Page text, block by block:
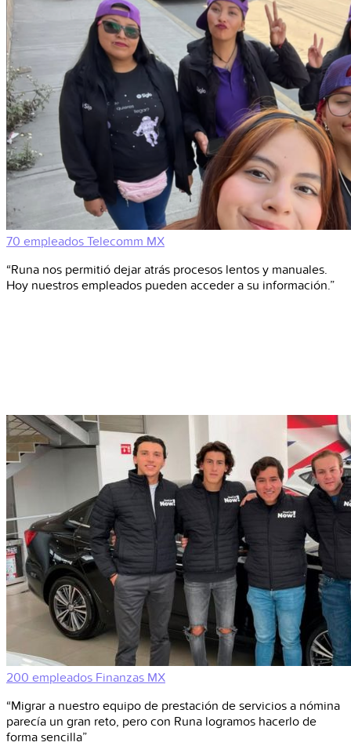
70 empleados Telecomm MX
“Runa nos permitió dejar atrás procesos lentos y manuales.
Hoy nuestros empleados pueden acceder a su información.”
200 empleados Finanzas MX
“Migrar a nuestro equipo de prestación de servicios a nómina
parecía un gran reto, pero con Runa logramos hacerlo de
forma sencilla”